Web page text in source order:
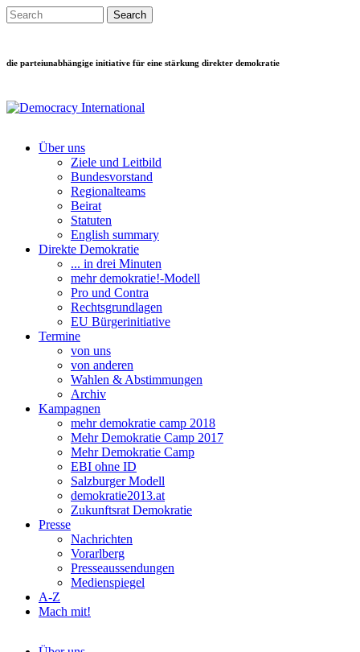
Direkt zum Inhalt
Search this site
die parteiunabhängige initiative für eine stärkung direkter demokratie
Main menu
Über uns
Ziele und Leitbild
Bundesvorstand
Regionalteams
Beirat
Statuten
English summary
Direkte Demokratie
... in drei Minuten
mehr demokratie!-Modell
Pro und Contra
Rechtsgrundlagen
EU Bürgerinitiative
Termine
von uns
von anderen
Wahlen & Abstimmungen
Archiv
Kampagnen
mehr demokratie camp 2018
Mehr Demokratie Camp 2017
Mehr Demokratie Camp
EBI ohne ID
Salzburger Modell
demokratie2013.at
Zukunftsrat Demokratie
Presse
Nachrichten
Vorarlberg
Presseaussendungen
Medienspiegel
A-Z
Mach mit!